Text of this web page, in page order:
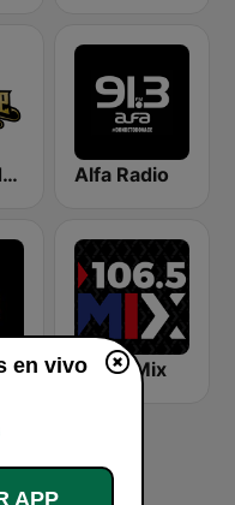
La Comadre 1260 AM Alfa Radio
106.5 Mix
en vivo
APP